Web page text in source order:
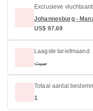
Exclusieve
Johannesburg -
US$ 97.69
Laagste tariefmaand
سبت
Totaal aantal
1